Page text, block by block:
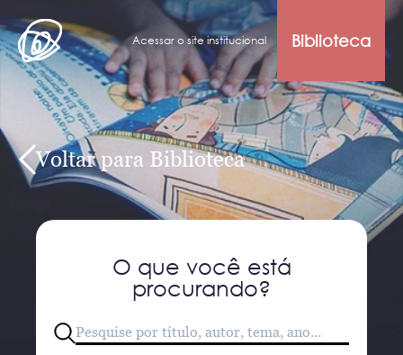
Acessar o site institucional Biblioteca
Voltar para Biblioteca
O que você está
procurando?